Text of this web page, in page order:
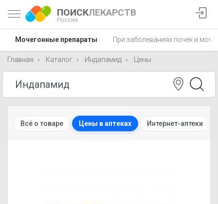
ПОИСКЛЕКАРСТВ
Россия
Мочегонные препараты При заболеваниях почек и
Главная Каталог Индапамид Цены
Всё о товаре Цены в аптеках Интернет-аптеки